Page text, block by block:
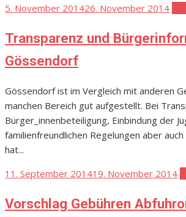
Posted
5. November 201426. November 2014
Transparenz und
Gössendorf
Gössendorf ist im Vergleich mit anderen
manchen Bereich gut aufgestellt. Bei
Bürger_innenbeteiligung, Einbindung der
familienfreundlichen Regelungen aber
hat...
Posted
11. September 201419. November 2014
Vorschlag Gebühren